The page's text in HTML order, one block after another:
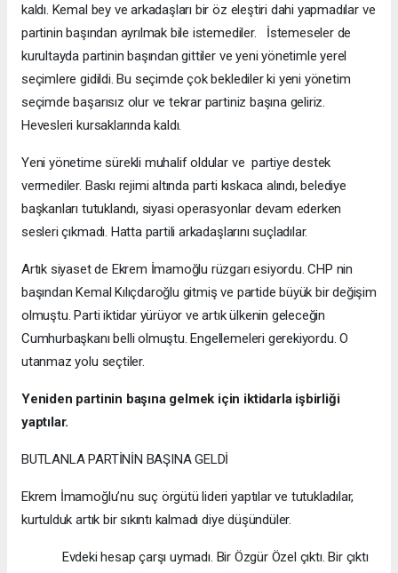
kaldı. Kemal bey ve arkadaşları bir öz eleştiri dahi yapmadılar ve
partinin başından ayrılmak bile istemediler. İstemeseler de
kurultayda partinin başından gittiler ve yeni yönetimle yerel
seçimlere gidildi. Bu seçimde çok beklediler ki yeni yönetim
seçimde başarısız olur ve tekrar partiniz başına geliriz.
Hevesleri kursaklarında kaldı.
Yeni yönetime sürekli muhalif oldular ve partiye destek
vermediler. Baskı rejimi altında parti kıskaca alındı, belediye
başkanları tutuklandı, siyasi operasyonlar devam ederken
sesleri çıkmadı. Hatta partili arkadaşlarını suçladılar.
Artık siyaset de Ekrem İmamoğlu rüzgarı esiyordu. CHP nin
başından Kemal Kılıçdaroğlu gitmiş ve partide büyük bir değişim
olmuştu. Parti iktidar yürüyor ve artık ülkenin geleceğin
Cumhurbaşkanı belli olmuştu. Engellemeleri gerekiyordu. O
utanmaz yolu seçtiler.
Yeniden partinin başına gelmek için iktidarla işbirliği
yaptılar.
BUTLANLA PARTİNİN BAŞINA GELDİ
Ekrem İmamoğlu’nu suç örgütü lideri yaptılar ve tutukladılar,
kurtulduk artık bir sıkıntı kalmadı diye düşündüler.
Evdeki hesap çarşı uymadı. Bir Özgür Özel çıktı. Bir çıktı